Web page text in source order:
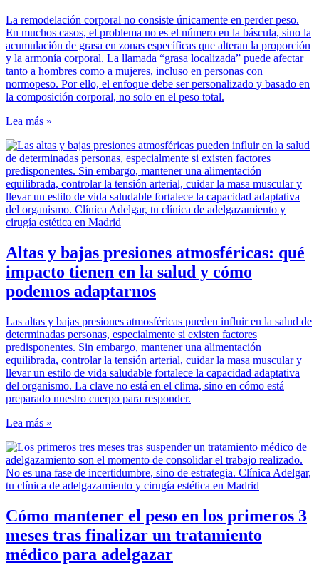
La remodelación corporal no consiste únicamente en perder peso.
En muchos casos, el problema no es el número en la báscula, sino la
acumulación de grasa en zonas específicas que alteran la proporción
y la armonía corporal. La llamada “grasa localizada” puede afectar
tanto a hombres como a mujeres, incluso en personas con
normopeso. Por ello, el enfoque debe ser personalizado y basado en
la composición corporal, no solo en el peso total.
Lea más »
Altas y bajas presiones atmosféricas: qué
impacto tienen en la salud y cómo
podemos adaptarnos
Las altas y bajas presiones atmosféricas pueden influir en la salud de
determinadas personas, especialmente si existen factores
predisponentes. Sin embargo, mantener una alimentación
equilibrada, controlar la tensión arterial, cuidar la masa muscular y
llevar un estilo de vida saludable fortalece la capacidad adaptativa
del organismo. La clave no está en el clima, sino en cómo está
preparado nuestro cuerpo para responder.
Lea más »
Cómo mantener el peso en los primeros 3
meses tras finalizar un tratamiento
médico para adelgazar